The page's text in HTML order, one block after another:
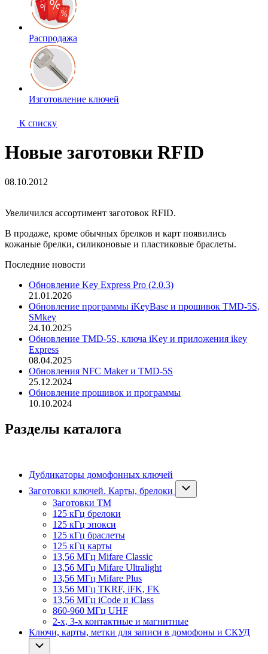
Распродажа
Изготовление ключей
К списку
Новые заготовки RFID
08.10.2012
Увеличился ассортимент заготовок RFID.
В продаже, кроме обычных брелков и карт появились
кожаные брелки, силиконовые и пластиковые браслеты.
Последние новости
Обновление Key Express Pro (2.0.3)
21.01.2026
Обновление программы iKeyBase и прошивок TMD-5S,
SMkey
24.10.2025
Обновление TMD-5S, ключа iKey и приложения ikey
Express
08.04.2025
Обновления NFC Maker и TMD-5S
25.12.2024
Обновление прошивок и программы
10.10.2024
Разделы каталога
Дубликаторы домофонных ключей
Заготовки ключей. Карты, брелоки
Заготовки ТМ
125 кГц брелоки
125 кГц эпокси
125 кГц браслеты
125 кГц карты
13,56 МГц Mifare Classic
13,56 МГц Mifare Ultralight
13,56 МГц Mifare Plus
13,56 МГц TKRF, iFK, FK
13,56 МГц iCode и iClass
860-960 МГц UHF
2-х, 3-х контактные и магнитные
Ключи, карты, метки для записи в домофоны и СКУД